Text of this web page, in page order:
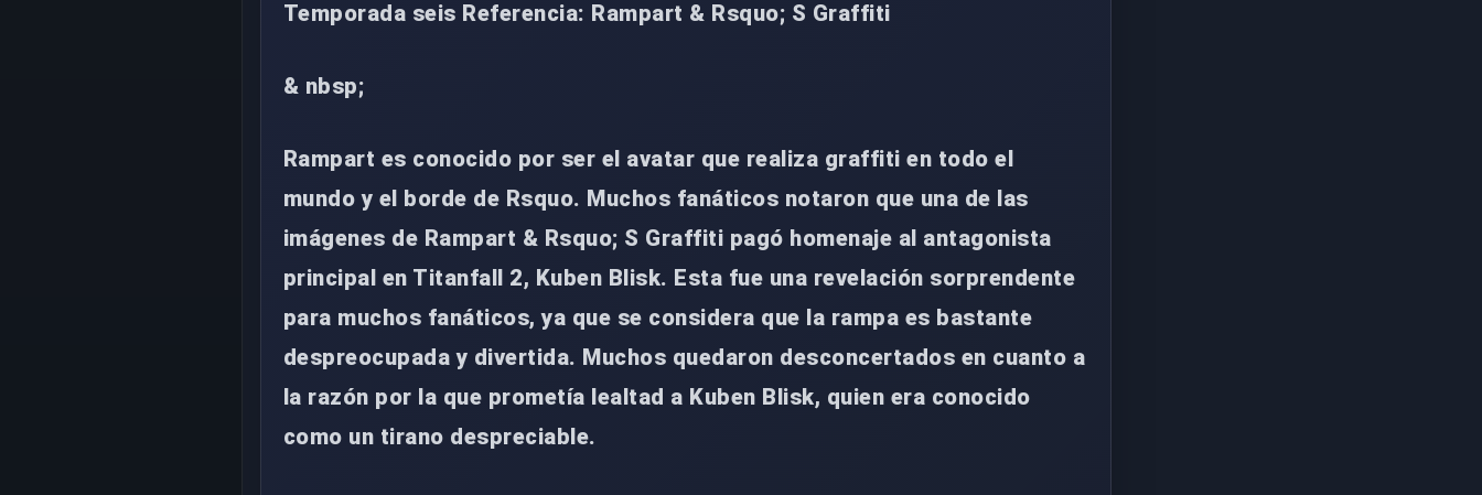
Temporada seis Referencia: Rampart & Rsquo; S Graffiti
& nbsp;
Rampart es conocido por ser el avatar que realiza graffiti en todo el
mundo y el borde de Rsquo. Muchos fanáticos notaron que una de las
imágenes de Rampart & Rsquo; S Graffiti pagó homenaje al antagonista
principal en Titanfall 2, Kuben Blisk. Esta fue una revelación sorprendente
para muchos fanáticos, ya que se considera que la rampa es bastante
despreocupada y divertida. Muchos quedaron desconcertados en cuanto a
la razón por la que prometía lealtad a Kuben Blisk, quien era conocido
como un tirano despreciable.